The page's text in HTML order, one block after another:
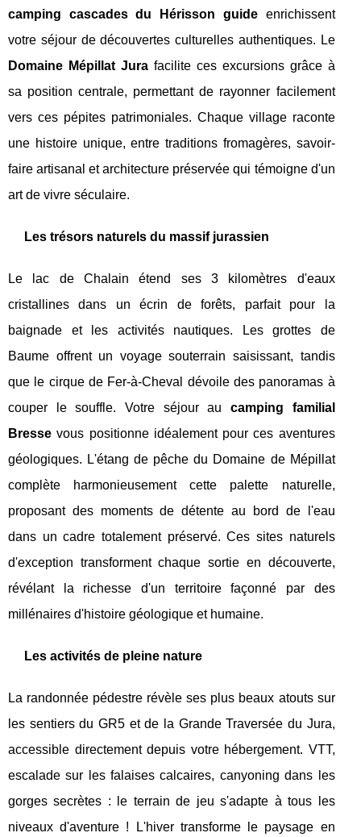
camping cascades du Hérisson guideenrichissent
votre séjour de découvertes culturelles authentiques. Le
Domaine Mépillat Jurafacilite ces excursions grâce à
sa position centrale, permettant de rayonner facilement
vers ces pépites patrimoniales. Chaque village raconte
une histoire unique, entre traditions fromagères, savoir-
faire artisanal et architecture préservée qui témoigne d'un
art de vivre séculaire.
Les trésors naturels du massif jurassien
Le lac de Chalain étend ses 3 kilomètres d'eaux
cristallines dans un écrin de forêts, parfait pour la
baignade et les activités nautiques. Les grottes de
Baume offrent un voyage souterrain saisissant, tandis
que le cirque de Fer-à-Cheval dévoile des panoramas à
couper le souffle. Votre séjour au camping familial
Bresse vous positionne idéalement pour ces aventures
géologiques. L'étang de pêche du Domaine de Mépillat
complète harmonieusement cette palette naturelle,
proposant des moments de détente au bord de l'eau
dans un cadre totalement préservé. Ces sites naturels
d'exception transforment chaque sortie en découverte,
révélant la richesse d'un territoire façonné par des
millénaires d'histoire géologique et humaine.
Les activités de pleine nature
La randonnée pédestre révèle ses plus beaux atouts sur
les sentiers du GR5 et de la Grande Traversée du Jura,
accessible directement depuis votre hébergement. VTT,
escalade sur les falaises calcaires, canyoning dans les
gorges secrètes : le terrain de jeu s'adapte à tous les
niveaux d'aventure ! L'hiver transforme le paysage en